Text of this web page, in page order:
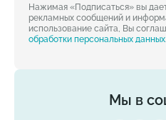
Нажимая «Подписаться» вы
рекламных сообщений и
использование сайта, Вы
обработки персональных данных.
Мы в